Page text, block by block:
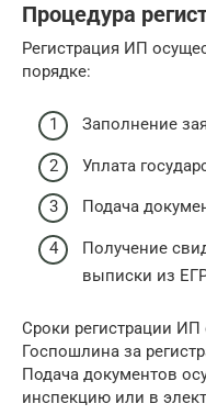
Процедура
Регистрация ИП
порядке:
Заполнение
Уплата
Подача
Получение
выписки из
Сроки регистрации ИП
Госпошлина за
Подача документов
инспекцию или в